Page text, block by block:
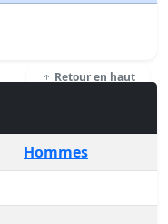
Retour en haut
Hommes